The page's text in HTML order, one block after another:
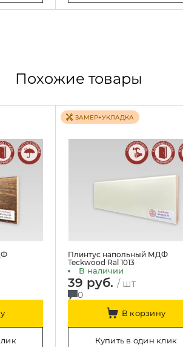
Похожие товары
ЗАМЕР+УКЛАДКА
Плинтус напольный МДФ
Teckwood Ral 1013
В наличии
39 руб./ шт
0
В корзину
Купить в один клик